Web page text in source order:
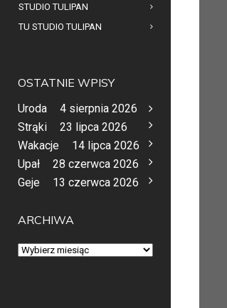
STUDIO TULIPAN
TU STUDIO TULIPAN
OSTATNIE WPISY
Uroda
4 sierpnia 2026
Strąki
23 lipca 2026
Wakacje
14 lipca 2026
Upał
28 czerwca 2026
Geje
13 czerwca 2026
ARCHIWA
Archiwa